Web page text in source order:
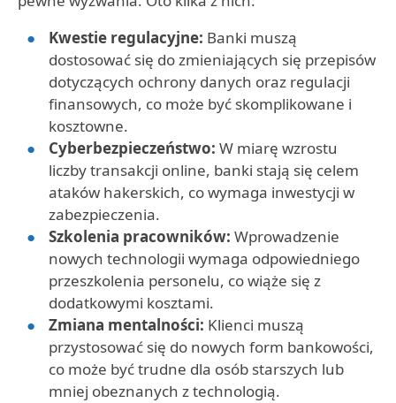
Kwestie regulacyjne: Banki muszą
dostosować się do zmieniających się przepisów
dotyczących ochrony danych oraz regulacji
finansowych, co może być skomplikowane i
kosztowne.
Cyberbezpieczeństwo: W miarę wzrostu
liczby transakcji online, banki stają się celem
ataków hakerskich, co wymaga inwestycji w
zabezpieczenia.
Szkolenia pracowników: Wprowadzenie
nowych technologii wymaga odpowiedniego
przeszkolenia personelu, co wiąże się z
dodatkowymi kosztami.
Zmiana mentalności: Klienci muszą
przystosować się do nowych form bankowości,
co może być trudne dla osób starszych lub
mniej obeznanych z technologią.